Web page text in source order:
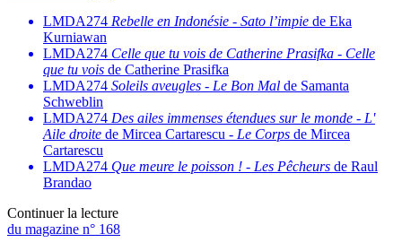
LMDA274 Rebelle en Indonésie - Sato l’impie de Eka
Kurniawan
LMDA274 Celle que tu vois de Catherine Prasifka - Celle
que tu vois de Catherine Prasifka
LMDA274 Soleils aveugles - Le Bon Mal de Samanta
Schweblin
LMDA274 Des ailes immenses étendues sur le monde - L'
Aile droite de Mircea Cartarescu - Le Corps de Mircea
Cartarescu
LMDA274 Que meure le poisson ! - Les Pêcheurs de Raul
Brandao
Continuer la lecture
du magazine n° 168